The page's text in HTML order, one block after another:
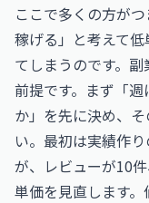
ここで多くの方が
稼げる」と考えて
てしまうのです。
前提です。まず「
か」を先に決め、
い。最初は実績作
が、レビューが10
単価を見直します